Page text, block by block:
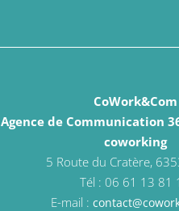
CoWork&Com
Agence de Communication
coworking
5 Route du Cratère,
Tél : 06 61 13 81
E-mail :